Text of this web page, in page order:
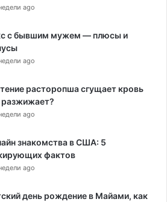
ago
с бывшим мужем — плюсы и
ago
расторопша сгущает кровь
разжижает?
ago
знакомства в США: 5
фактов
ago
день рождение в Майами, как